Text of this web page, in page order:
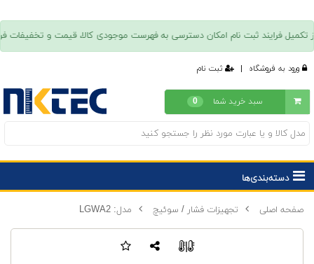
ورود به فروشگاه | ثبت نام
سبد خرید شما 0
دسته‌بندی‌ها
صفحه اصلی تجهیزات فشار / سوئیچ مدل: LGWA2
|